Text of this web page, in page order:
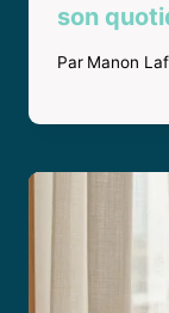
son
Par Manon